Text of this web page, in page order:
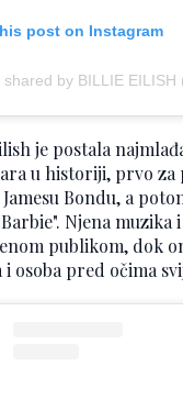
post on Instagram
shared by BILLIE EILISH
je postala
u historiji, prvo za
Bondu, a
Njena muzika
publikom, dok
osoba pred očima